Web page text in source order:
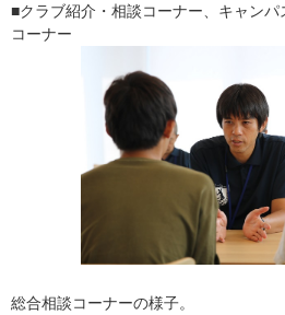
■クラブ紹介・相談コーナー、キャン
コーナー
総合相談コーナーの様子。